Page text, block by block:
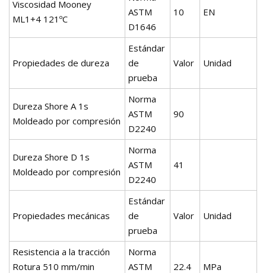
Viscosidad Mooney
ML1+4 121ºC
ASTM
D1646
10 EN
Propiedades de dureza
Estándar
de
prueba
Valor Unidad
Dureza Shore A 1s
Moldeado por compresión
Norma
ASTM
D2240
90
Dureza Shore D 1s
Moldeado por compresión
Norma
ASTM
D2240
41
Propiedades mecánicas
Estándar
de
prueba
Valor Unidad
Resistencia a la tracción
Rotura 510 mm/min
Norma
ASTM
22.4 MPa